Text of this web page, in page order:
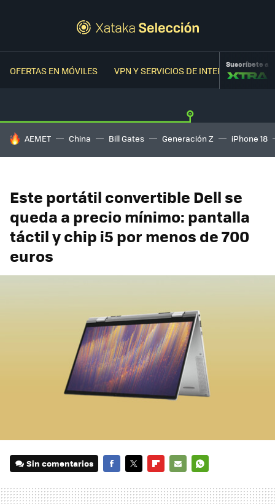
OFERTAS EN MÓVILES VPN Y SERVICIOS DE INTERNETSuscríbete a
HOY SE HABLA DE
AEMET China Bill Gates Generación Z iPhone 18
Este portátil convertible Dell se
queda a precio mínimo: pantalla
táctil y chip i5 por menos de 700
euros
Sin comentarios
MAIL